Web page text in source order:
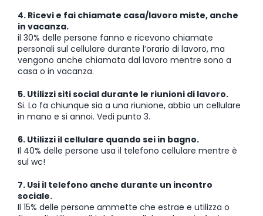
4. Ricevi e fai chiamate casa/lavoro miste, anche
in vacanza.
il 30% delle persone fanno e ricevono chiamate
personali sul cellulare durante l’orario di lavoro, ma
vengono anche chiamata dal lavoro mentre sono a
casa o in vacanza.
5. Utilizzi siti social durante le riunioni di lavoro.
Si. Lo fa chiunque sia a una riunione, abbia un cellulare
in mano e si annoi. Vedi punto 3.
6. Utilizzi il cellulare quando sei in bagno.
Il 40% delle persone usa il telefono cellulare mentre è
sul wc!
7. Usi il telefono anche durante un incontro
sociale.
Il 15% delle persone ammette che estrae e utilizza o